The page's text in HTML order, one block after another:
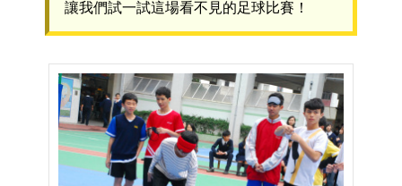
讓我們試一試這場看不見的足球比賽！